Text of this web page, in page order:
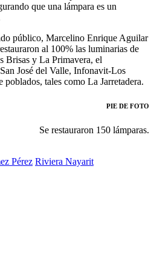
que una lámpara es un
público, Marcelino Enrique Aguilar
al 100% las luminarias de
Brisas y La Primavera, el
José del Valle, Infonavit-Los
tales como La Jarretadera.
PIE DE FOTO
Se restauraron 150 lámparas.
Pérez Riviera Nayarit